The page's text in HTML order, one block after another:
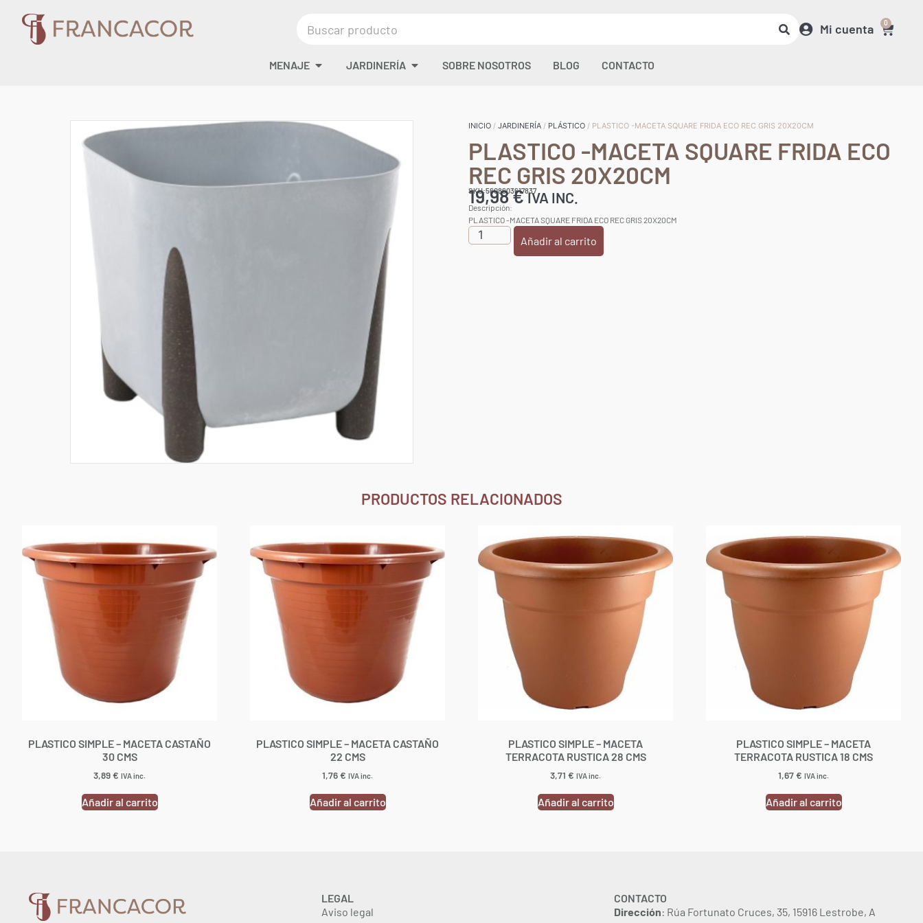
Mi cuenta 0
MENAJE JARDINERÍA SOBRE NOSOTROS BLOG CONTACTO
INICIO / JARDINERÍA / PLÁSTICO / PLASTICO -MACETA SQUARE FRIDA ECO REC GRIS 20X20CM
PLASTICO -MACETA SQUARE FRIDA ECO
REC GRIS 20X20CM
SKU:5608603617837
19,98€IVA INC.
Descripción:
PLASTICO -MACETA SQUARE FRIDA ECO REC GRIS 20X20CM
Añadir al carrito
PRODUCTOS RELACIONADOS
PLASTICO SIMPLE – MACETA CASTAÑO
30 CMS
3,89€ IVA inc.
Añadir al carrito
PLASTICO SIMPLE – MACETA CASTAÑO
22 CMS
1,76€ IVA inc.
Añadir al carrito
PLASTICO SIMPLE – MACETA
TERRACOTA RUSTICA 28 CMS
3,71 € IVA inc.
Añadir al carrito
PLASTICO SIMPLE – MACETA
TERRACOTA RUSTICA 18 CMS
1,67€ IVA inc.
Añadir al carrito
LEGAL
Aviso legal
CONTACTO
Dirección: Rúa Fortunato Cruces, 35, 15916 Lestrobe, A